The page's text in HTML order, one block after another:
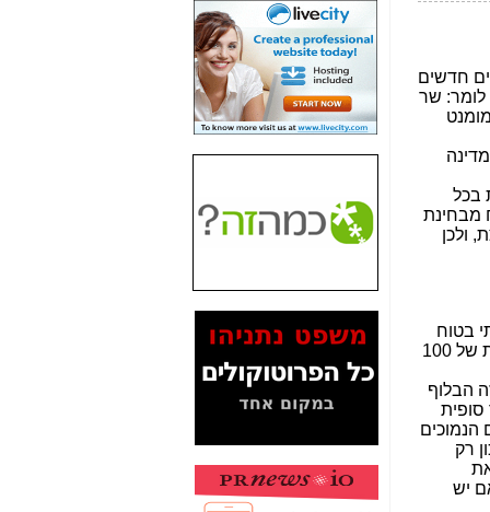
חשיפה: איוב קרא
אישר לקבוצת סלקום
בדיוק מה שביבי אישר
כאן
האם השר איוב קרא
היה צריך בכלל לחתום
האם ביבי וקרא קבלו
בכלל תמורה עבור
ההטבות הרגולטוריות
Yes (תיק 4000)
מוכיחים "תפירת תיק"
לאיש הלא נכון! -כאן
עובדות ומסמכים
האם ביבי כשר
תקשורת עזר לקב'
בזק? -כאן